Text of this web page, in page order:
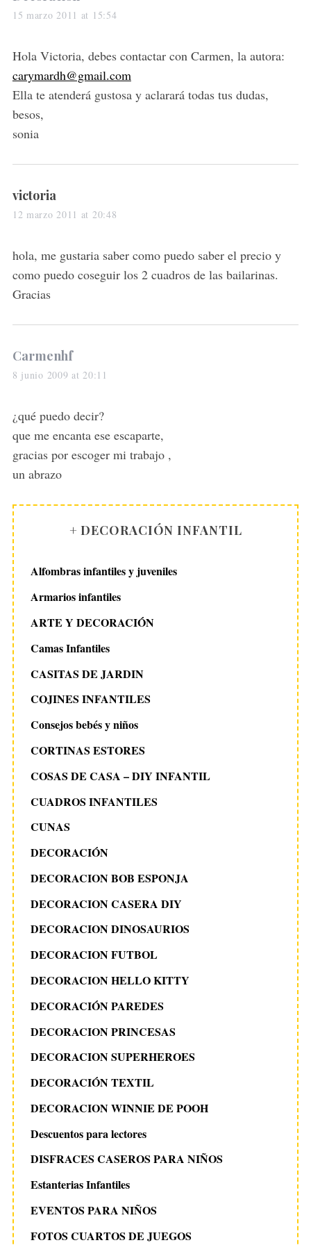
a
s
:
15 marzo 2011 at 15:54
Hola Victoria, debes contactar con Carmen, la autora:
carymardh@gmail.com
Ella te atenderá gustosa y aclarará todas tus dudas,
besos,
sonia
s
a
s
:
victoria
12 marzo 2011 at 20:48
hola, me gustaria saber como puedo saber el precio y
como puedo coseguir los 2 cuadros de las bailarinas.
Gracias
s
a
s
:
Carmenhf
8 junio 2009 at 20:11
¿qué puedo decir?
que me encanta ese escaparte,
gracias por escoger mi trabajo ,
un abrazo
+ DECORACIÓN INFANTIL
Alfombras infantiles y juveniles
Armarios infantiles
ARTE Y DECORACIÓN
Camas Infantiles
CASITAS DE JARDIN
COJINES INFANTILES
Consejos bebés y niños
CORTINAS ESTORES
COSAS DE CASA – DIY INFANTIL
CUADROS INFANTILES
CUNAS
DECORACIÓN
DECORACION BOB ESPONJA
DECORACION CASERA DIY
DECORACION DINOSAURIOS
DECORACION FUTBOL
DECORACION HELLO KITTY
DECORACIÓN PAREDES
DECORACION PRINCESAS
DECORACION SUPERHEROES
DECORACIÓN TEXTIL
DECORACION WINNIE DE POOH
Descuentos para lectores
DISFRACES CASEROS PARA NIÑOS
Estanterias Infantiles
EVENTOS PARA NIÑOS
FOTOS CUARTOS DE JUEGOS